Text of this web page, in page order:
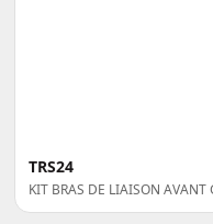
TRS24
KIT BRAS DE LIAISON AVANT